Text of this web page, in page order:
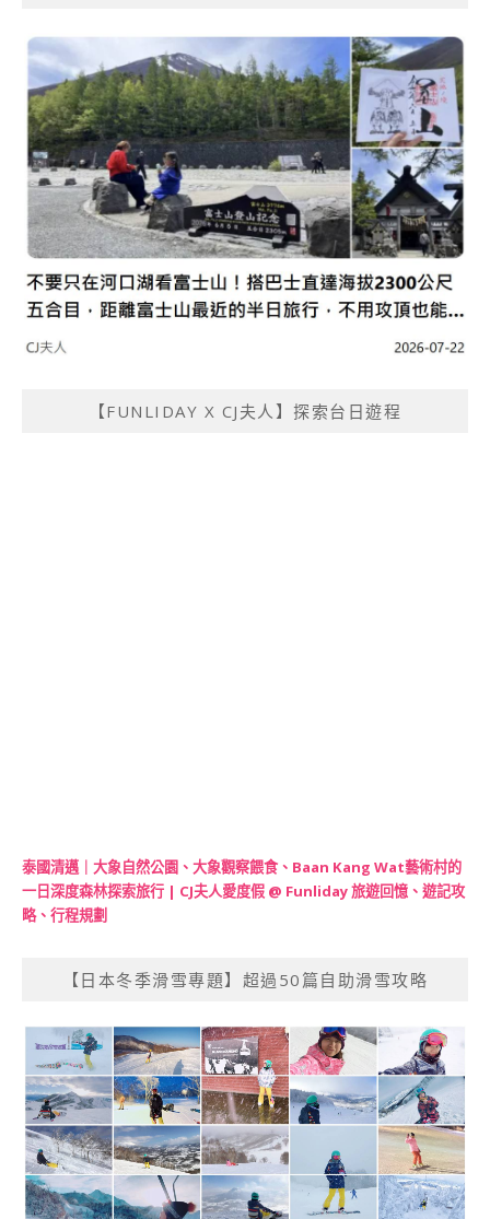
【FUNLIDAY X CJ夫人】探索台日遊程
泰國清邁｜大象自然公園、大象觀察餵食、Baan Kang Wat藝術村的
一日深度森林探索旅行 | CJ夫人愛度假 @ Funliday 旅遊回憶、遊記攻
略、行程規劃
【日本冬季滑雪專題】超過50篇自助滑雪攻略